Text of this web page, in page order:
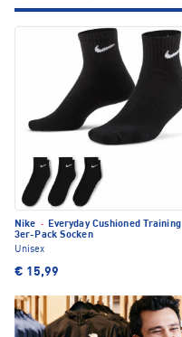
Nike ·
Everyday Cushioned Training
3er-Pack Socken
Unisex
€ 15,99